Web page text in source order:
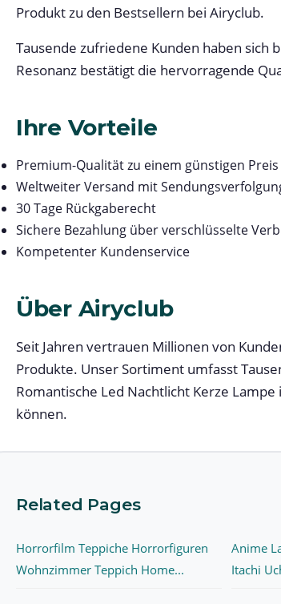
Produkt zu den Bestsellern bei Airyclub.
Tausende zufriedene Kunden haben sich
Resonanz bestätigt die hervorragende
Ihre Vorteile
Premium-Qualität zu einem günstigen Preis
Weltweiter Versand mit
30 Tage Rückgaberecht
Sichere Bezahlung über verschlüsselte
Kompetenter Kundenservice
Über Airyclub
Seit Jahren vertrauen Millionen von
Produkte. Unser Sortiment umfasst
Romantische Led Nachtlicht Kerze
können.
Related Pages
Horrorfilm Teppiche Horrorfiguren
Wohnzimmer Teppich Home...
Anime
Itachi